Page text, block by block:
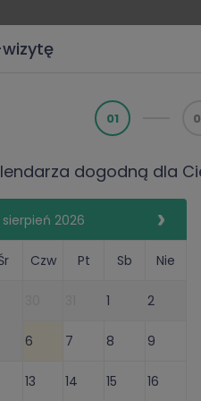
Wt,
01
dogodną dla
sierpień 2026
Czw Pt Sb Nie
1 2
6 7 8 9
13 14 15 16